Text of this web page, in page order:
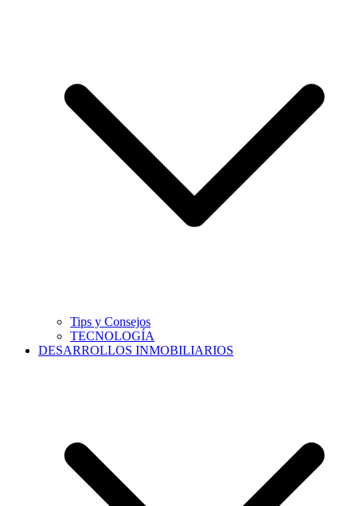
Tips y Consejos
TECNOLOGÍA
DESARROLLOS INMOBILIARIOS